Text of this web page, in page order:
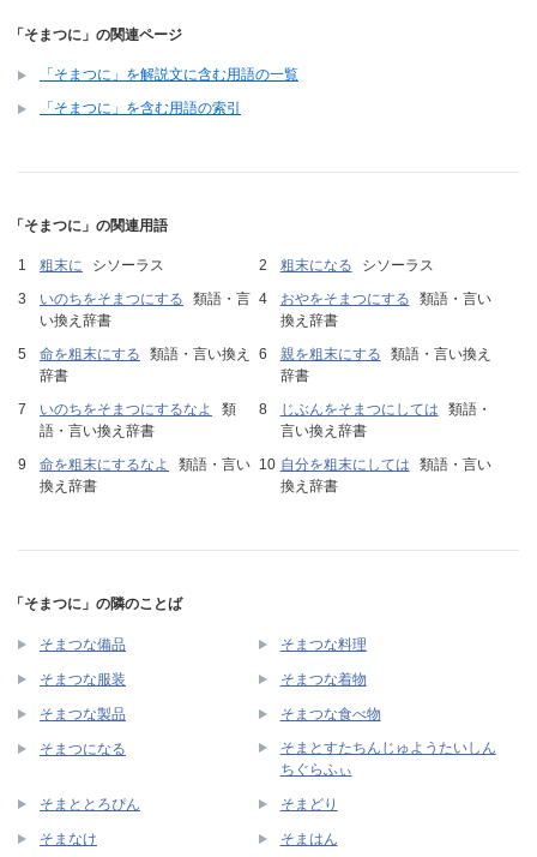
「そまつに」の関連ページ
「そまつに」を解説文に含む用語の一覧
「そまつに」を含む用語の索引
「そまつに」の関連用語
粗末に シソーラス 粗末になる
シソーラス
いのちをそまつにする
類語・言
い換え辞書
おやをそまつにする
類語・言い
換え辞書
命を粗末にする
類語・言い換え
辞書
親を粗末にする
類語・言い換え
辞書
いのちをそまつにするなよ
類
語・言い換え辞書
じぶんをそまつにしては
類語・
言い換え辞書
命を粗末にするなよ
類語・言い
換え辞書
自分を粗末にしては
類語・言い
換え辞書
「そまつに」の隣のことば
そまつな備品 そまつな料理
そまつな服装 そまつな着物
そまつな製品 そまつな食べ物
そまつになる
そまとすたちんじゅようたいしん
ちぐらふぃ
そまととろぴん そまどり
そまなけ そまはん